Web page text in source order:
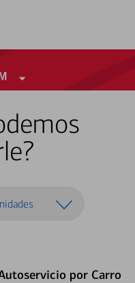
por Carro